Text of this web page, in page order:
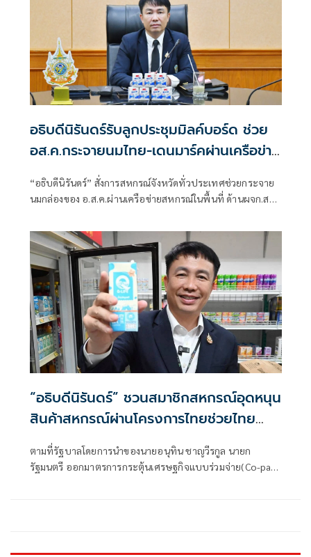
อธิบดีนิรันดร์รับลูกประชุมมิลค์บอร์ด ช่วย
อส.ค.กระจายนมไทย-เดนมาร์คผ่านเครือข่าย
สหกรณ์ทั่วประเทศ
“อธิบดีนิรันดร์” สั่งการสหกรณ์จังหวัดทั่วประเทศช่วยกระจาย
นมกล่องของ อ.ส.ค.ผ่านเครือข่ายสหกรณ์ในพื้นที่ ด้านผจก.สห
แล้ว 3,300 หีบ มูลค่ากว่า 1.073 ล้านบาท
“อธิบดีนิรันดร์” ชวนสมาชิกสหกรณ์อุดหนุน
สินค้าสหกรณ์ผ่านโครงการไทยช่วยไทย
พลัส ขณะที่ร้านค้าสหกรณ์ทั่วไทยพรึบ
เตรียมพร้อมสินค้าอุปโภคบริโภคไว้บริการ
ตามที่รัฐบาลโดยการนำของนายอนุทิน ชาญวีรกูล นายก
รัฐมนตรี ออกมาตรการกระตุ้นเศรษฐกิจแบบร่วมจ่าย(Co-pay)